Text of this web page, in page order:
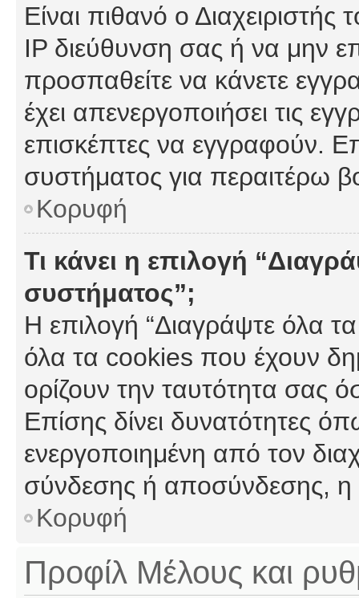
Είναι πιθανό ο
IP διεύθυνση σας ή να μην
προσπαθείτε να κάνετε
έχει απενεργοποιήσει τις
επισκέπτες να εγγραφούν.
συστήματος για περαιτέρω
Κορυφή
Τι κάνει η επιλογή
συστήματος”;
Η επιλογή “Διαγράψτε όλα
όλα τα cookies που έχουν
ορίζουν την ταυτότητα σας
Επίσης δίνει δυνατότητες
ενεργοποιημένη από τον
σύνδεσης ή αποσύνδεσης, η
Κορυφή
Προφίλ Μέλους και